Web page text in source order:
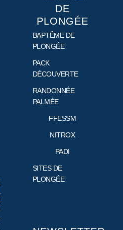
DE
PLONGÉE
BAPTÊME DE
PLONGÉE
PACK
DÉCOUVERTE
RANDONNÉE
PALMÉE
FFESSM
NITROX
PADI
SITES DE
PLONGÉE